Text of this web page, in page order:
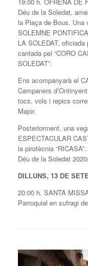
Déu de la Soledat,
la Plaça de Bous. Una
SOLEMNE
LA SOLEDAT,
cantada pel “CORO
SOLEDAT”.
Ens acompanyarà el
Campaners
tocs, vols i repics
Major.
Posteriorment, una
ESPECTACULAR
la pirotècnia
Déu de la Soledat
DILLUNS, 13 DE
20:00 h. SANTA
Parroquial en sufragi